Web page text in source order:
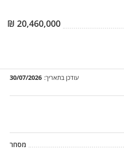
20,460,000
₪
עודכן בתאריך: 30/07/2026
מסחר